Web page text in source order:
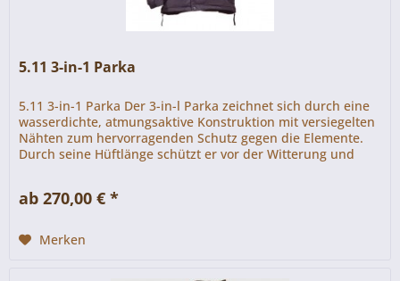
5.11 3-in-1 Parka
5.11 3-in-1 Parka Der 3-in-l Parka zeichnet sich durch eine
wasserdichte, atmungsaktive Konstruktion mit versiegelten
Nähten zum hervorragenden Schutz gegen die Elemente.
Durch seine Hüftlänge schützt er vor der Witterung und
ab 270,00 € *
Merken